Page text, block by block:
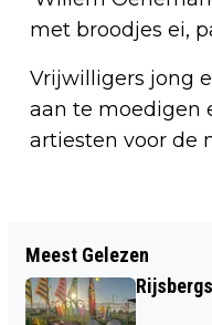
met broodjes ei,
Vrijwilligers jong
aan te moedigen
artiesten voor de
BRAVIS
IN HET
Meest Gelezen